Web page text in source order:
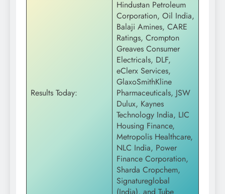
Results Today:
Hindustan Petroleum
Corporation, Oil India,
Balaji Amines, CARE
Ratings, Crompton
Greaves Consumer
Electricals, DLF,
eClerx Services,
GlaxoSmithKline
Pharmaceuticals, JSW
Dulux, Kaynes
Technology India, LIC
Housing Finance,
Metropolis Healthcare,
NLC India, Power
Finance Corporation,
Sharda Cropchem,
Signatureglobal
(India), and Tube